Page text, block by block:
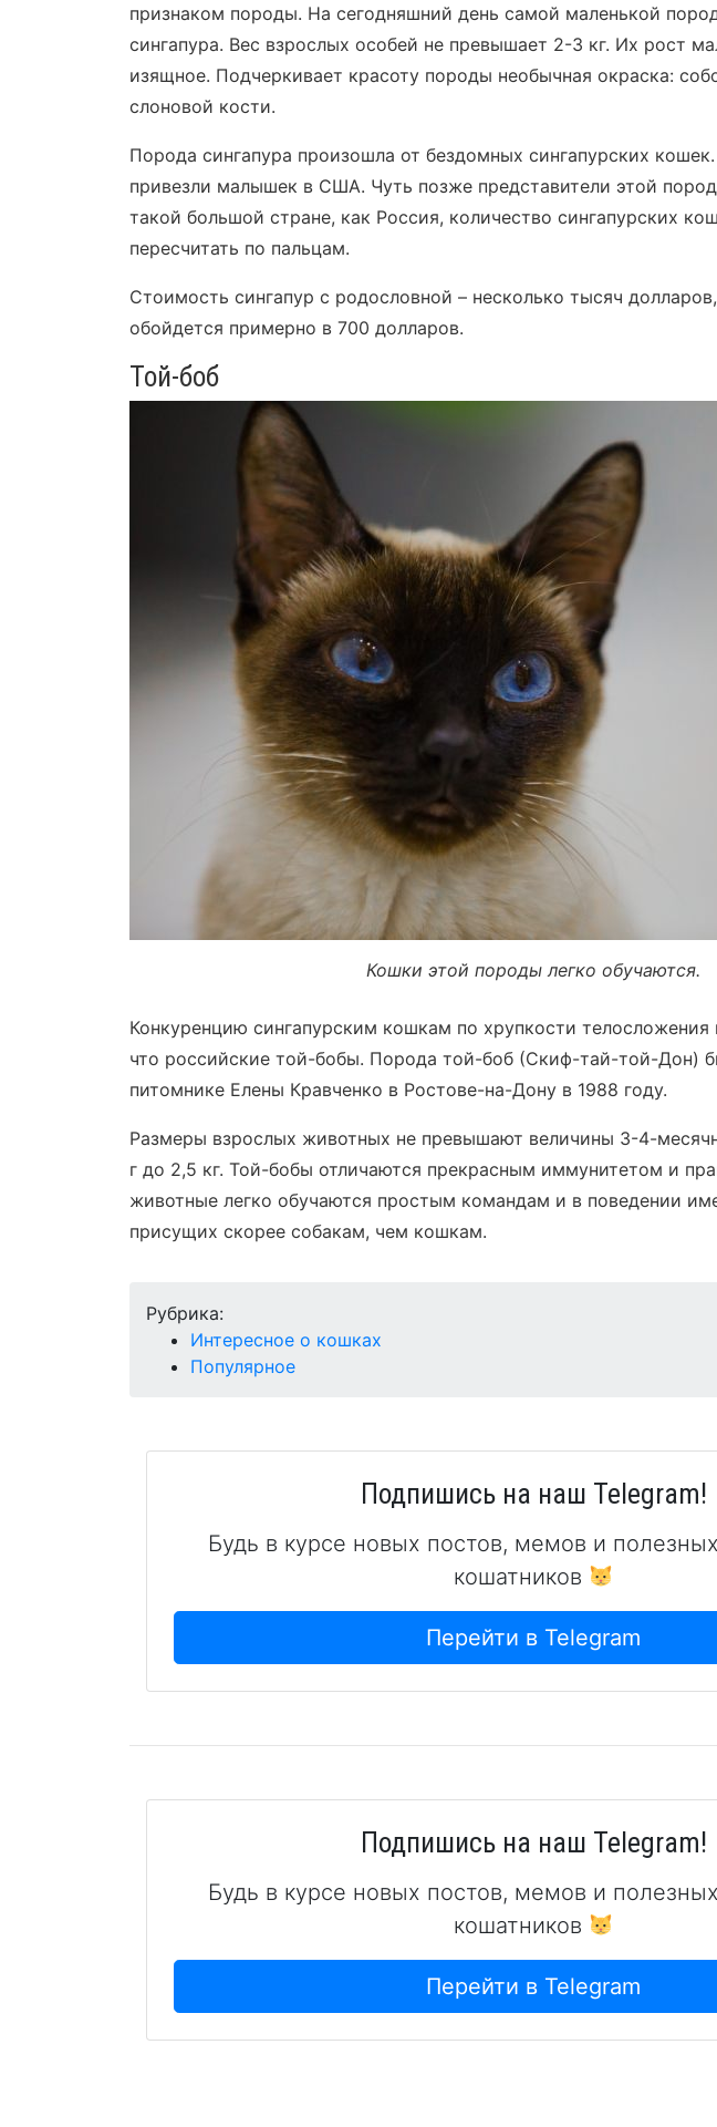
признаком породы. На сегодняшний день самой маленькой
сингапура. Вес взрослых особей не превышает 2-3 кг. Их рост
изящное. Подчеркивает красоту породы необычная окраска:
слоновой кости.
Порода сингапура произошла от бездомных сингапурских
привезли малышек в США. Чуть позже представители этой
такой большой стране, как Россия, количество сингапурских
пересчитать по пальцам.
Стоимость сингапур с родословной – несколько тысяч
обойдется примерно в 700 долларов.
Той-боб
Кошки этой породы легко обучаются.
Конкуренцию сингапурским кошкам по хрупкости телосложения
что российские той-бобы. Порода той-боб (Скиф-тай-той-Дон)
питомнике Елены Кравченко в Ростове-на-Дону в 1988 году.
Размеры взрослых животных не превышают величины 3-4-
г до 2,5 кг. Той-бобы отличаются прекрасным иммунитетом и
животные легко обучаются простым командам и в поведении
присущих скорее собакам, чем кошкам.
Рубрика:
Интересное о кошках
Популярное
Подпишись на наш Telegram!
Будь в курсе новых постов, мемов и
кошатников
Перейти в Telegram
Подпишись на наш Telegram!
Будь в курсе новых постов, мемов и
кошатников
Перейти в Telegram